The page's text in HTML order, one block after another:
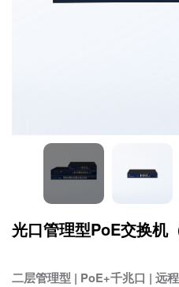
光口管理型PoE交换机
二层管理型 | PoE+千兆口 | 远